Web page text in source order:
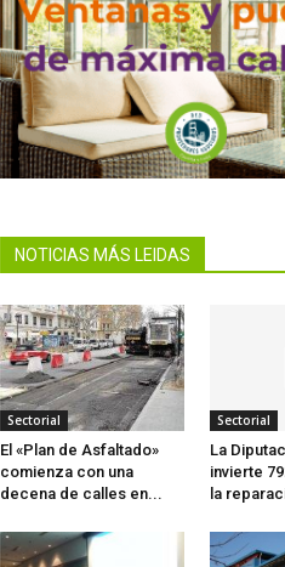
NOTICIAS MÁS LEIDAS
Sectorial
El «Plan de Asfaltado»
comienza con una
decena de calles en...
Sectorial
La
invierte
la